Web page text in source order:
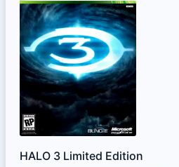
HALO 3 Limited Edition